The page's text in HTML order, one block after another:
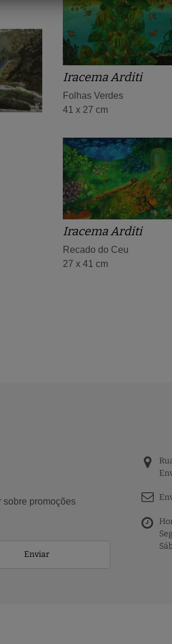
Iracema Arditi
Folhas Verdes
41 x 27 cm
Iracema Arditi
Recado do Ceu
27 x 41 cm
sobre promoções
Enviar